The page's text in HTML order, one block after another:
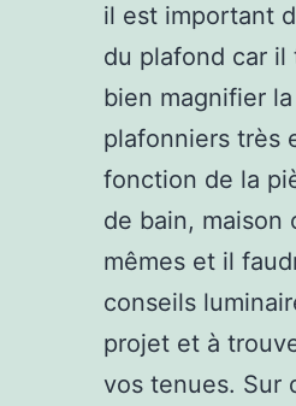
il est important
du plafond car
bien magnifier
plafonniers très
fonction de la
de bain, maison
mêmes et il
conseils
projet et à
vos tenues. Sur